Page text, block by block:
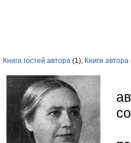
Книга гостей автора (1), Книги автора